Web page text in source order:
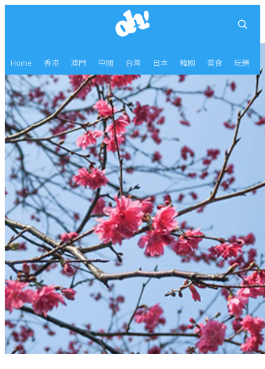
Home 香港 澳門 中國 台灣 日本 韓國 美食 玩樂